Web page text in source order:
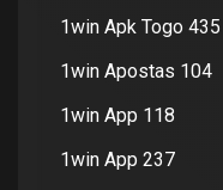
1win Apk Togo 435
1win Apostas 104
1win App 118
1win App 237